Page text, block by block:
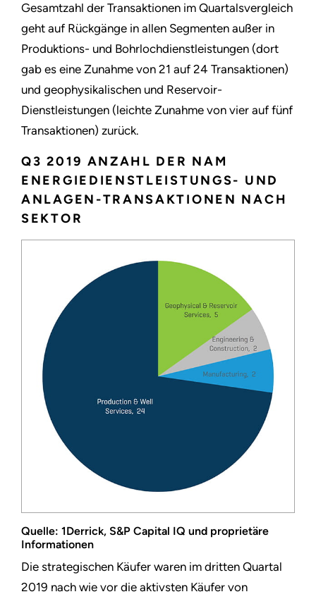
Gesamtzahl der Transaktionen im Quartalsvergleich
geht auf Rückgänge in allen Segmenten außer in
Produktions- und Bohrlochdienstleistungen (dort
gab es eine Zunahme von 21 auf 24 Transaktionen)
und geophysikalischen und Reservoir-
Dienstleistungen (leichte Zunahme von vier auf fünf
Transaktionen) zurück.
Q3 2019 ANZAHL DER NAM
ENERGIEDIENSTLEISTUNGS- UND
ANLAGEN-TRANSAKTIONEN NACH
SEKTOR
Quelle: 1Derrick, S&P Capital IQ und proprietäre
Informationen
Die strategischen Käufer waren im dritten Quartal
2019 nach wie vor die aktivsten Käufer von